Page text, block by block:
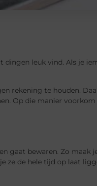
leuk vind. Als je
rekening te houden.
Op die manier
gaat bewaren. Zo maak
ze de hele tijd op laat